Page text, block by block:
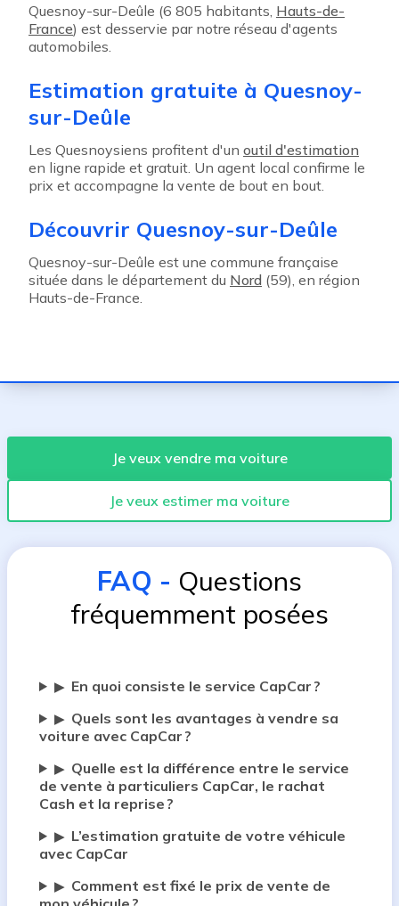
Quesnoy-sur-Deûle (6 805 habitants, Hauts-de-
France) est desservie par notre réseau d'agents
automobiles.
Estimation gratuite à Quesnoy-
sur-Deûle
Les Quesnoysiens profitent d'un outil d'estimation
en ligne rapide et gratuit. Un agent local confirme le
prix et accompagne la vente de bout en bout.
Découvrir Quesnoy-sur-Deûle
Quesnoy-sur-Deûle est une commune française
située dans le département du Nord (59), en région
Hauts-de-France.
Je veux vendre ma voiture
Je veux estimer ma voiture
FAQ - Questions
fréquemment posées
▶ En quoi consiste le service CapCar ?
▶ Quels sont les avantages à vendre sa
voiture avec CapCar ?
▶ Quelle est la différence entre le service
de vente à particuliers CapCar, le rachat
Cash et la reprise ?
▶ L’estimation gratuite de votre véhicule
avec CapCar
▶ Comment est fixé le prix de vente de